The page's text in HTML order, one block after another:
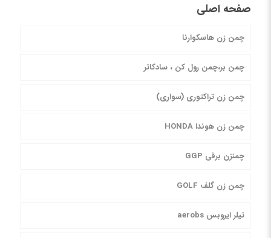
صفحه اصلی
چمن زن هاسکوارنا
چمن بر،چمن رول کن ، سادکاتر
چمن زن تراکتوری (سواری)
چمن زن هوندا HONDA
چمنزن برقی GGP
چمن زن گلف GOLF
تیلر ایروبس aerobs